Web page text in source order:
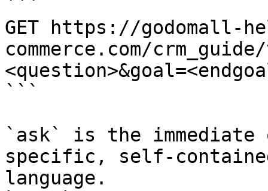
```
GET https://godomall-
commerce.com/
```
`ask` is the
specific, self-
language.